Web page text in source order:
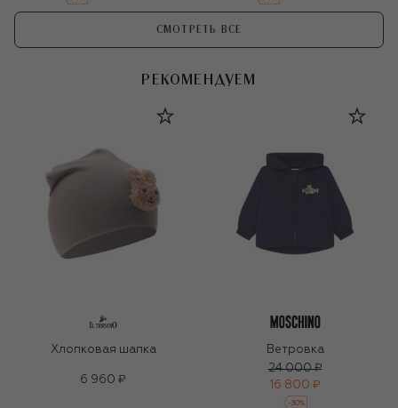
СМОТРЕТЬ ВСЕ
РЕКОМЕНДУЕМ
Хлопковая шапка
6 960 ₽
Ветровка
24 000 ₽
16 800 ₽
-30%